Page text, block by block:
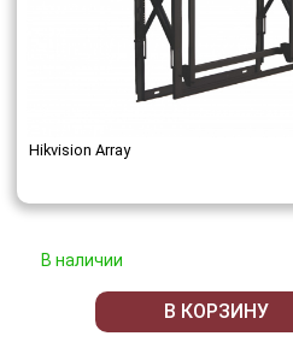
Hikvision Array
В наличии
В КОРЗИНУ